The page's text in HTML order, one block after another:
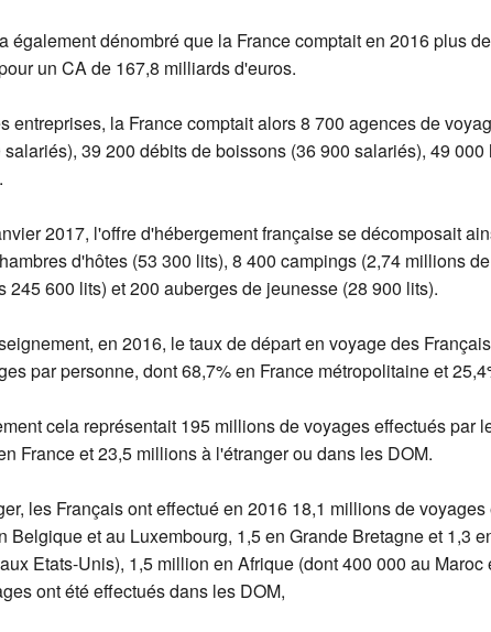
également dénombré que la France comptait en 2016 plus
un CA de 167,8 milliards d'euros.
entreprises, la France comptait alors 8 700 agences de
salariés), 39 200 débits de boissons (36 900 salariés), 49
2017, l'offre d'hébergement française se décomposait
d'hôtes (53 300 lits), 8 400 campings (2,74 millions
245 600 lits) et 200 auberges de jeunesse (28 900 lits).
en 2016, le taux de départ en voyage des
par personne, dont 68,7% en France métropolitaine et
cela représentait 195 millions de voyages effectués par
France et 23,5 millions à l'étranger ou dans les DOM.
les Français ont effectué en 2016 18,1 millions de
Belgique et au Luxembourg, 1,5 en Grande Bretagne et 1,3
Etats-Unis), 1,5 million en Afrique (dont 400 000 au
ont été effectués dans les DOM,